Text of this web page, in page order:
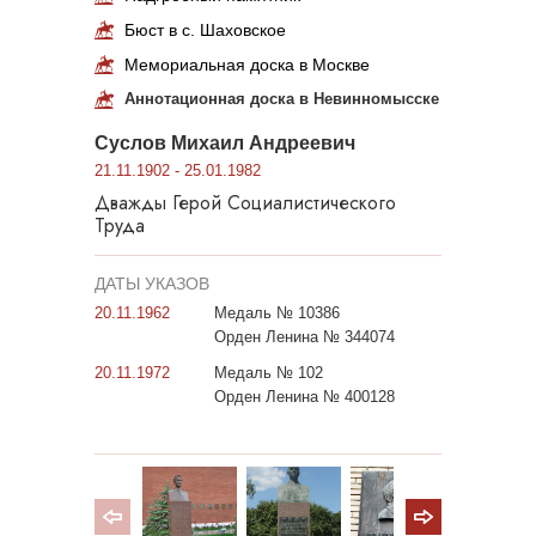
Бюст в с. Шаховское
Мемориальная доска в Москве
Аннотационная доска в Невинномысске
Суслов Михаил Андреевич
21.11.1902 - 25.01.1982
Дважды Герой Социалистического
Труда
ДАТЫ УКАЗОВ
20.11.1962
Медаль № 10386
Орден Ленина № 344074
20.11.1972
Медаль № 102
Орден Ленина № 400128